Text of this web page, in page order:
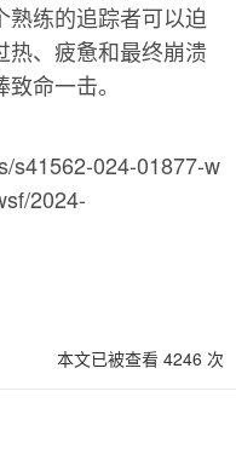
练的追踪者可以迫
热、疲惫和最终崩溃
命一击。
s41562-024-01877-w
2024-
本文已被查看 4246 次